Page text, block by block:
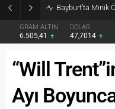
Bayburt’ta Minik
GRAM ALTIN
6.505,41
DOLAR
47,7014
“Will
Ayı